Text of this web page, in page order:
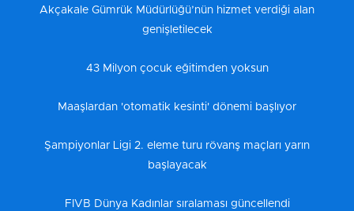
Akçakale Gümrük Müdürlüğü’nün hizmet verdiği alan
genişletilecek
43 Milyon çocuk eğitimden yoksun
Maaşlardan 'otomatik kesinti' dönemi başlıyor
Şampiyonlar Ligi 2. eleme turu rövanş maçları yarın
başlayacak
FIVB Dünya Kadınlar sıralaması güncellendi